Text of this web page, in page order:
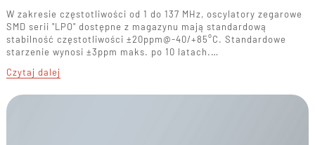
W zakresie częstotliwości od 1 do 137 MHz, oscylatory zegarowe
SMD serii "LPO" dostępne z magazynu mają standardową
stabilność częstotliwości ±20ppm@-40/+85°C. Standardowe
starzenie wynosi ±3ppm maks. po 10 latach.…
Czytaj dalej